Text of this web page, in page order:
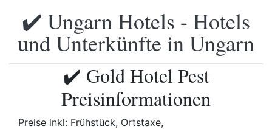
✔️ Ungarn Hotels - Hotels
und Unterkünfte in Ungarn
✔️ Gold Hotel Pest
Preisinformationen
Preise inkl: Frühstück, Ortstaxe,